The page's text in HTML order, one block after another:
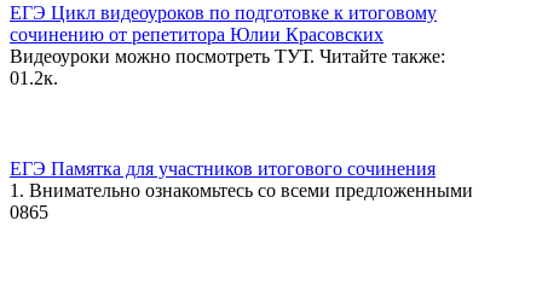
ЕГЭ Цикл видеоуроков по подготовке к итоговому
сочинению от репетитора Юлии Красовских
Видеоуроки можно посмотреть ТУТ. Читайте также:
01.2к.
ЕГЭ Памятка для участников итогового сочинения
1. Внимательно ознакомьтесь со всеми предложенными
0865